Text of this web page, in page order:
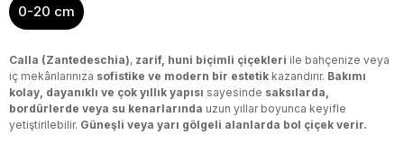
0-20 cm
Calla (Zantedeschia), zarif, huni biçimli çiçekleri ile bahçenize veya
iç mekânlarınıza sofistike ve modern bir estetik kazandırır. Bakımı
kolay, dayanıklı ve çok yıllık yapısı sayesinde saksılarda,
bordürlerde veya su kenarlarında uzun yıllar boyunca keyifle
yetiştirilebilir. Güneşli veya yarı gölgeli alanlarda bol çiçek verir.